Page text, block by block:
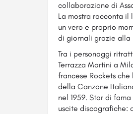
collaborazione di
La mostra racconta il
un vero e proprio
di giornali grazie alla
Tra i personaggi
Terrazza Martini a
francese Rockets
della Canzone
nel 1959. Star di
uscite discografiche: